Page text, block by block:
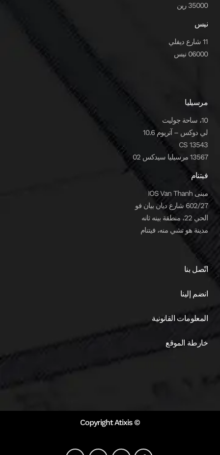
35000 رين
نيس
11 شارع ديفلي
06000 نيس
مرسيليا
10، ساحة جوليت
لي دوكس – آتريوم 10.6
CS 13543
13567 مرسيليا سيدكس 02
فيتنام
مبنى IOS Van Thanh
602/27 شارع ديان بيان فو
الحي 22، منطقة بينه ثانه
مدينة هو تشي منه، فيتنام
اتّصل بنا
انضم إلينا
المعلومات القانونية
خارطة الموقع
© Copyright Atixis